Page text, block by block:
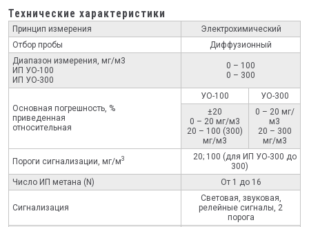
Технические характеристики
Принцип измерения
Электрохимический
Отбор пробы
Диффузионный
Диапазон измерения, мг/м3
ИП УО-100
ИП УО-300
0 – 100
0 – 300
Основная погрешность, %
приведенная
относительная
УО-100
УО-300
±20
0 – 20 мг/м3
20 – 100 (300)
мг/м3
0 – 20 мг/
м3
20 – 300
мг/м3
Пороги сигнализации, мг/м3
20; 100 (для ИП УО-300 до
300)
Число ИП метана (N)
От 1 до 16
Сигнализация
Световая, звуковая,
релейные сигналы, 2
порога